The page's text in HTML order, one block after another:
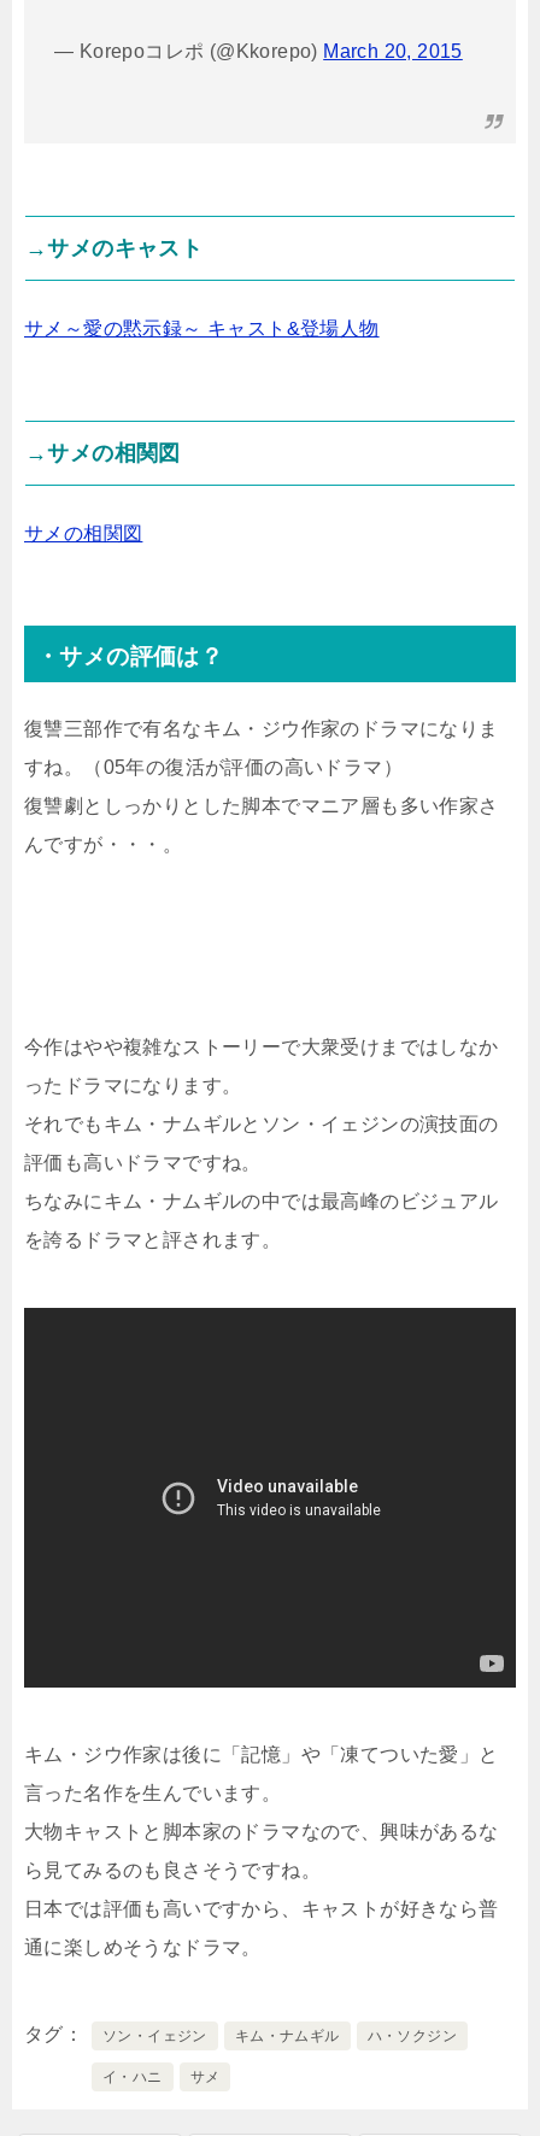
— Korepoコレポ (@Kkorepo) March 20, 2015
→サメのキャスト
サメ～愛の黙示録～ キャスト&登場人物
→サメの相関図
サメの相関図
・サメの評価は？
復讐三部作で有名なキム・ジウ作家のドラマになりま
すね。（05年の復活が評価の高いドラマ）
復讐劇としっかりとした脚本でマニア層も多い作家さ
んですが・・・。
今作はやや複雑なストーリーで大衆受けまではしなか
ったドラマになります。
それでもキム・ナムギルとソン・イェジンの演技面の
評価も高いドラマですね。
ちなみにキム・ナムギルの中では最高峰のビジュアル
を誇るドラマと評されます。
キム・ジウ作家は後に「記憶」や「凍てついた愛」と
言った名作を生んでいます。
大物キャストと脚本家のドラマなので、興味があるな
ら見てみるのも良さそうですね。
日本では評価も高いですから、キャストが好きなら普
通に楽しめそうなドラマ。
タグ ソン・イェジン キム・ナムギル ハ・ソクジン
イ・ハニ サメ